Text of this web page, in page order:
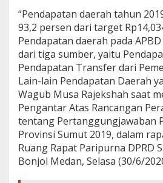
e
r
a
T
a
h
u
n
2
0
1
9
C
“Pendapatan daerah tahun
93,2 persen dari target
Pendapatan daerah pada
dari tiga sumber, yaitu
Pendapatan Transfer dari
Lain-lain Pendapatan Daerah
Wagub Musa Rajekshah saat
Pengantar Atas Rancangan
tentang Pertanggungjawaban
Provinsi Sumut 2019, dalam
Ruang Rapat Paripurna DPRD
Bonjol Medan, Selasa (30/6/